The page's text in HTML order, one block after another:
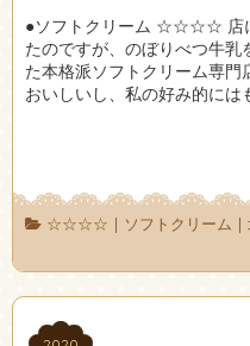
●ソフトクリーム ☆☆☆☆ 店
たのですが、のぼりべつ牛乳
た本格派ソフトクリーム専門
おいしいし、私の好み的に
☆☆☆☆ | ソフトクリーム |